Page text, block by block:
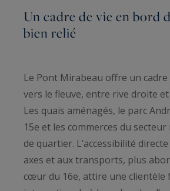
Un cadre de vie en bord
bien relié
Le Pont Mirabeau offre un
vers le fleuve, entre rive droite
Les quais aménagés, le parc
15e et les commerces du
de quartier. L’accessibilité
axes et aux transports, plus
cœur du 16e, attire une clientèle